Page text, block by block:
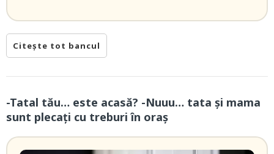
Citește tot bancul
-Tatal tău… este acasă? -Nuuu… tata și mama
sunt plecați cu treburi în oraș